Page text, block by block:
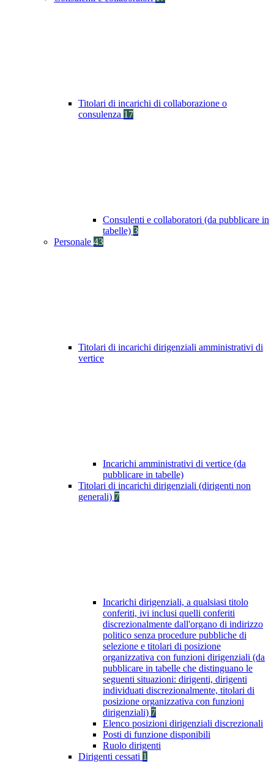
Titolari di incarichi di collaborazione o
consulenza 17
Consulenti e collaboratori (da pubblicare in
tabelle) 3
Personale 43
Titolari di incarichi dirigenziali amministrativi di
vertice
Incarichi amministrativi di vertice (da
pubblicare in tabelle)
Titolari di incarichi dirigenziali (dirigenti non
generali) 7
Incarichi dirigenziali, a qualsiasi titolo
conferiti, ivi inclusi quelli conferiti
discrezionalmente dall'organo di indirizzo
politico senza procedure pubbliche di
selezione e titolari di posizione
organizzativa con funzioni dirigenziali (da
pubblicare in tabelle che distinguano le
seguenti situazioni: dirigenti, dirigenti
individuati discrezionalmente, titolari di
posizione organizzativa con funzioni
dirigenziali) 7
Elenco posizioni dirigenziali discrezionali
Posti di funzione disponibili
Ruolo dirigenti
Dirigenti cessati 1